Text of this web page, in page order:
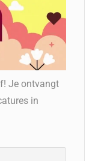
Je ontvangt
in